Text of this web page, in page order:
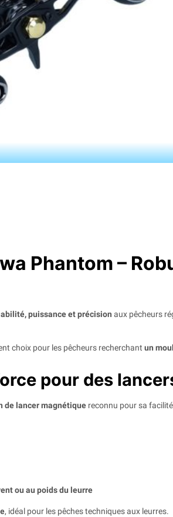
Phantom –
puissance et précision aux pêcheurs
choix pour les pêcheurs recherchant un
pour des
de lancer magnétique reconnu pour sa
ou au poids du leurre
, idéal pour les pêches techniques aux leurres.